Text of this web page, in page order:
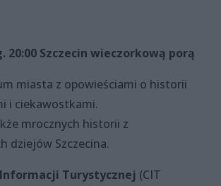
20:00 Szczecin wieczorkową porą
miasta z opowieściami o historii
i ciekawostkami.
mrocznych historii z
dziejów Szczecina.
Turystycznej (CIT